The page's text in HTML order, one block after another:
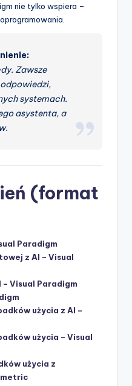
nie tylko wspiera –
Zawsze
systemach.
asystenta, a
(format
Paradigm
z AI – Visual
Visual Paradigm
użycia z AI –
użycia – Visual
użycia z